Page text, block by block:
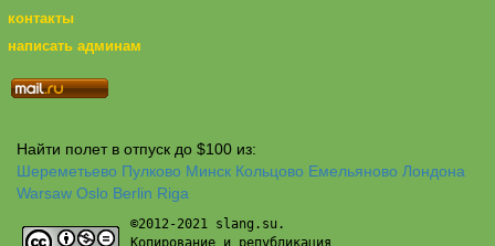
контакты
написать админам
Найти полет в отпуск до $100 из:
Шереметьево Пулково Минск Кольцово Емельяново Лондона
Warsaw Oslo Berlin Riga
©2012-2021 slang.su.
Копирование и републикация